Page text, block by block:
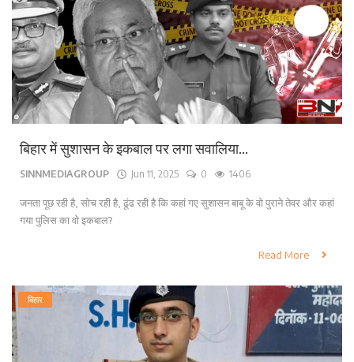
बिहार में सुशासन के इकबाल पर लगा सवालिया...
SINNMEDIAGROUP Jun 11, 2025 0 1406
जनता पूछ रही है, सोच रही है, ढूंढ रही है कि कहां गए सुशासन बाबू के वो पुराने तेवर और कहां
गया पुलिस का वो इकबाल?
Read More
बिहार